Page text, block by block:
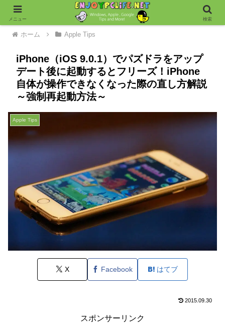
ホーム Apple Tips
iPhone（iOS 9.0.1）でパズドラをアップ
デート後に起動するとフリーズ！iPhone
自体が操作できなくなった際の直し方解説
～強制再起動方法～
Apple Tips
X Facebook はてブ
2015.09.30
スポンサーリンク
メニュー 検索